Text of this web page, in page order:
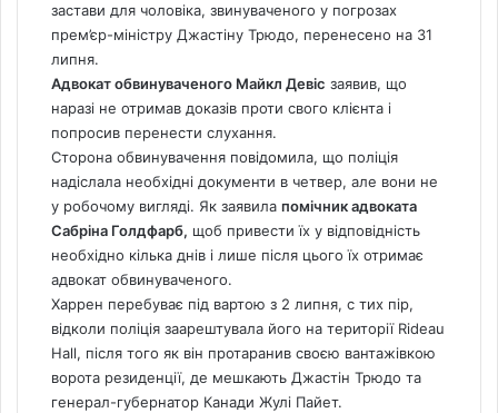
застави для чоловіка, звинуваченого у погрозах
прем’єр-міністру Джастіну Трюдо, перенесено на 31
липня.
Адвокат обвинуваченого Майкл Девіс заявив, що
наразі не отримав доказів проти свого клієнта і
попросив перенести слухання.
Сторона обвинувачення повідомила, що поліція
надіслала необхідні документи в четвер, але вони не
у робочому вигляді. Як заявила помічник адвоката
Сабріна Голдфарб, щоб привести їх у відповідність
необхідно кілька днів і лише після цього їх отримає
адвокат обвинуваченого.
Харрен перебуває під вартою з 2 липня, с тих пір,
відколи поліція заарештувала його на території Rideau
Hall, після того як він протаранив своєю вантажівкою
ворота резиденції, де мешкають Джастін Трюдо та
генерал-губернатор Канади Жулі Пайет.